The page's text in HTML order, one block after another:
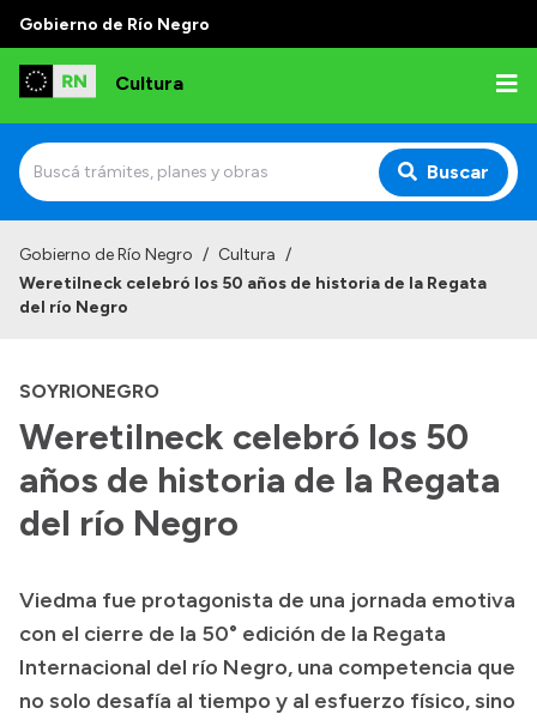
Gobierno de Río Negro
Cultura
Buscar
Institucional
Autoridades
Delegaciones
Normativa
Presupuesto
Boletín Oficial
Compras y licitaciones
Gobierno de Río Negro / Cultura /
Weretilneck celebró los 50 años de historia de la Regata
del río Negro
SOYRIONEGRO
Weretilneck celebró los 50
años de historia de la Regata
del río Negro
Viedma fue protagonista de una jornada emotiva
con el cierre de la 50° edición de la Regata
Internacional del río Negro, una competencia que
no solo desafía al tiempo y al esfuerzo físico, sino